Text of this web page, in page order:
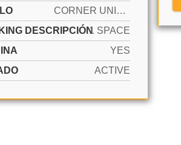
CORNER UNIT, HIGH RISE
DESCRIPCIÓN1 SPACE
YES
ACTIVE